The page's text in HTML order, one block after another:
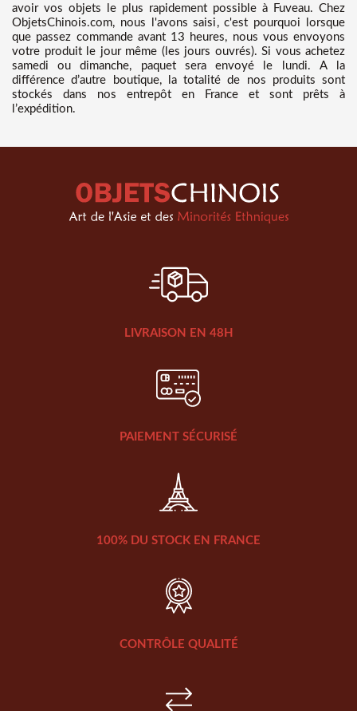
avoir vos objets le plus rapidement possible à Fuveau. Chez
ObjetsChinois.com, nous l'avons saisi, c'est pourquoi lorsque
que passez commande avant 13 heures, nous vous envoyons
votre produit le jour même (les jours ouvrés). Si vous achetez
samedi ou dimanche, paquet sera envoyé le lundi. A la
différence d’autre boutique, la totalité de nos produits sont
stockés dans nos entrepôt en France et sont prêts à
l’expédition.
LIVRAISON EN 48H
PAIEMENT SÉCURISÉ
100% DU STOCK EN FRANCE
CONTRÔLE QUALITÉ